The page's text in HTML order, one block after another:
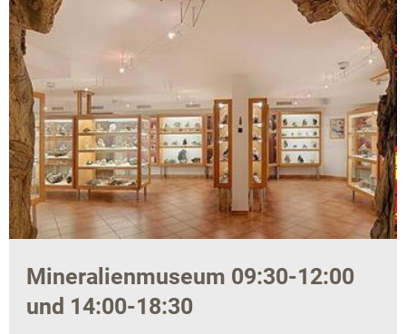
Mineralienmuseum 09:30-12:00
und 14:00-18:30